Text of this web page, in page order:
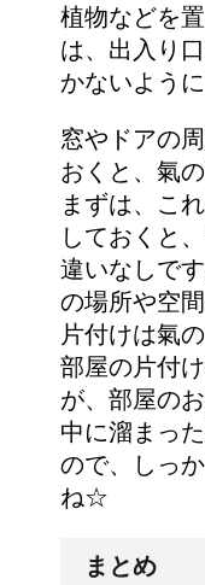
植物などを
は、出入り
かないよう
窓やドアの
おくと、氣
まずは、こ
しておくと
違いなしで
の場所や空
片付けは氣
部屋の片付
が、部屋の
中に溜まっ
ので、しっ
ね☆
まとめ